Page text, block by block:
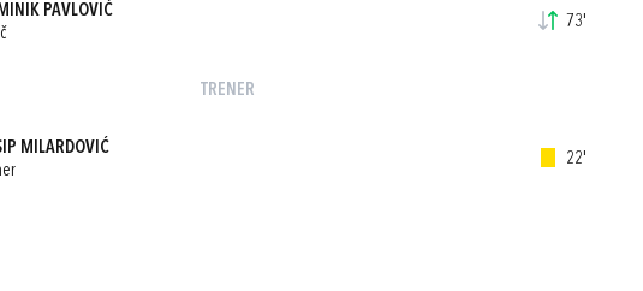
PAVLOVIĆ
73'
TRENER
MILARDOVIĆ
22'